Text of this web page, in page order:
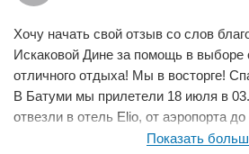
Хочу начать свой отзыв со слов
Искаковой Дине за помощь в выборе
отличного отдыха! Мы в восторге!
В Батуми мы прилетели 18 июля в
отвезли в отель Elio, от аэропорта
15-20 минут, по приезду в отель, нас
Показать